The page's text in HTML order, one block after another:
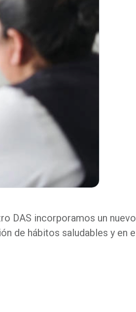
DAS incorporamos un nuevo
de hábitos saludables y en el